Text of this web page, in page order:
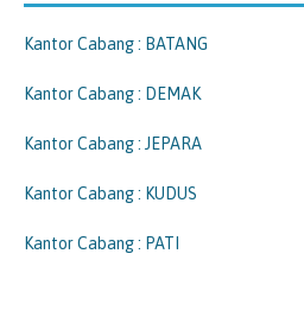
Kantor Cabang : BATANG
Kantor Cabang : DEMAK
Kantor Cabang : JEPARA
Kantor Cabang : KUDUS
Kantor Cabang : PATI